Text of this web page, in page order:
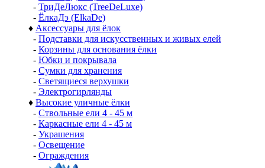
- ТриДеЛюкс (TreeDeLuxe)
- ЁлкаДэ (ElkaDe)
♦ Аксессуары для ёлок
- Подставки для искусственных и живых елей
- Корзины для основания ёлки
- Юбки и покрывала
- Сумки для хранения
- Светящиеся верхушки
- Электрогирлянды
♦ Высокие уличные ёлки
- Ствольные ели 4 - 45 м
- Каркасные ели 4 - 45 м
- Украшения
- Освещение
- Ограждения